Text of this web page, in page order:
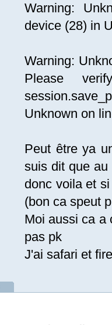
Warning:
device (28) in
Warning:
Please
Unknown on
Peut être ya
suis dit que
donc voila et
(bon ca speut
Moi aussi ca a
pas pk
J'ai safari et